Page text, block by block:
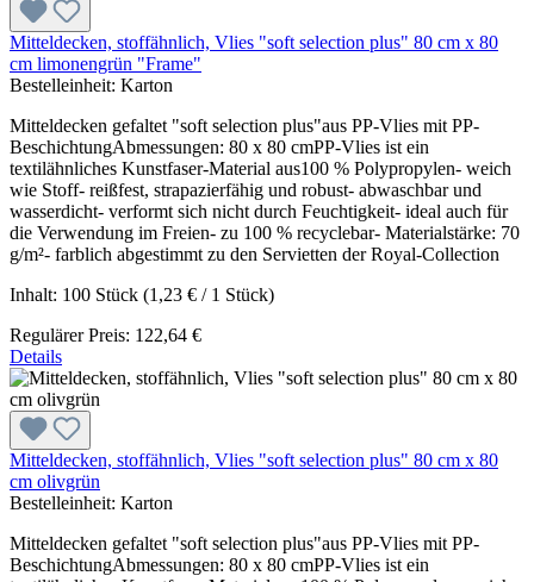
Mitteldecken, stoffähnlich, Vlies "soft selection plus" 80 cm x 80
cm limonengrün "Frame"
Bestelleinheit: Karton
Mitteldecken gefaltet "soft selection plus"aus PP-Vlies mit PP-
BeschichtungAbmessungen: 80 x 80 cmPP-Vlies ist ein
textilähnliches Kunstfaser-Material aus100 % Polypropylen- weich
wie Stoff- reißfest, strapazierfähig und robust- abwaschbar und
wasserdicht- verformt sich nicht durch Feuchtigkeit- ideal auch für
die Verwendung im Freien- zu 100 % recyclebar- Materialstärke: 70
g/m²- farblich abgestimmt zu den Servietten der Royal-Collection
Inhalt: 100 Stück (1,23 € / 1 Stück)
Regulärer Preis: 122,64 €
Details
Mitteldecken, stoffähnlich, Vlies "soft selection plus" 80 cm x 80
cm olivgrün
Bestelleinheit: Karton
Mitteldecken gefaltet "soft selection plus"aus PP-Vlies mit PP-
BeschichtungAbmessungen: 80 x 80 cmPP-Vlies ist ein